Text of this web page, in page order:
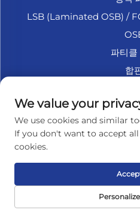
LSB (Laminated OSB) /
파티클
합
섬유
액세
We value your
We use cookies and similar
If you don't want to accept
cookies.